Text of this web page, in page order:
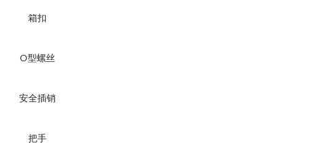
箱扣
O型螺丝
安全插销
把手